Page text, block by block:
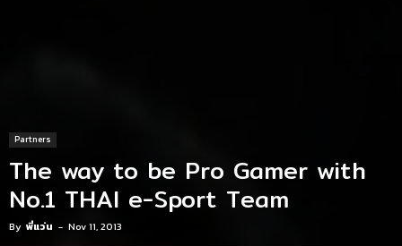
Partners
The way to be Pro Gamer with
No.1 THAI e-Sport Team
By พี่แว่น - Nov 11, 2013